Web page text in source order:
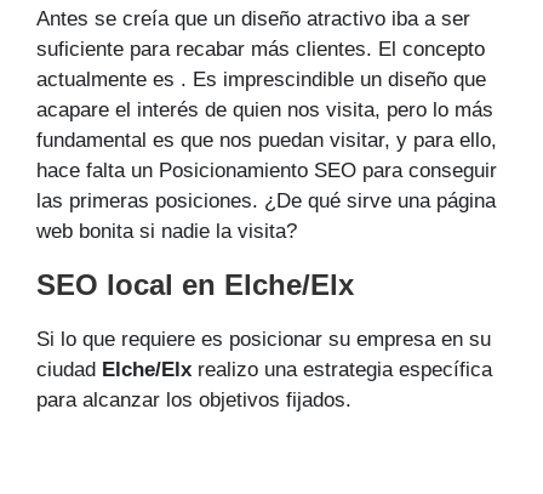
Antes se creía que un diseño atractivo iba a ser
suficiente para recabar más clientes. El concepto
actualmente es . Es imprescindible un diseño que
acapare el interés de quien nos visita, pero lo más
fundamental es que nos puedan visitar, y para ello,
hace falta un Posicionamiento SEO para conseguir
las primeras posiciones. ¿De qué sirve una página
web bonita si nadie la visita?
SEO local en Elche/Elx
Si lo que requiere es posicionar su empresa en su
ciudad Elche/Elx realizo una estrategia específica
para alcanzar los objetivos fijados.